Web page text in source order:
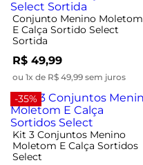
Conjunto Menino Moletom
E Calça Sortido Select
Sortida
R$ 49,99
ou 1x de R$ 49,99 sem juros
-35%
Kit 3 Conjuntos Menino
Moletom E Calça Sortidos
Select